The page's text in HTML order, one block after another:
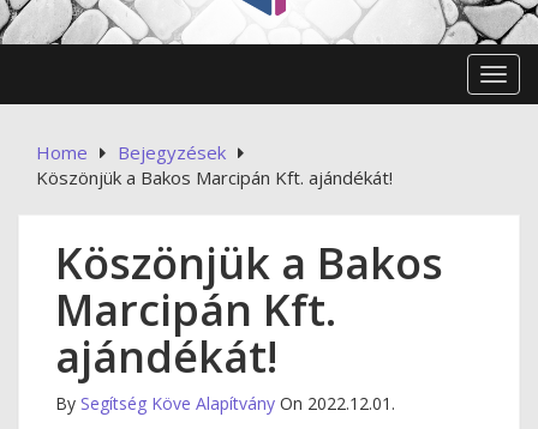
Home
Bejegyzések
Köszönjük a Bakos Marcipán Kft. ajándékát!
Köszönjük a Bakos
Marcipán Kft.
ajándékát!
By Segítség Köve Alapítvány On 2022.12.01.